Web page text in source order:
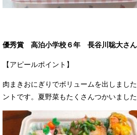
優秀賞 高泊小学校６年 長谷川聡大さん
【アピールポイント】
肉まきおにぎりでボリュームを出しまし
ントです。夏野菜もたくさんつかいました